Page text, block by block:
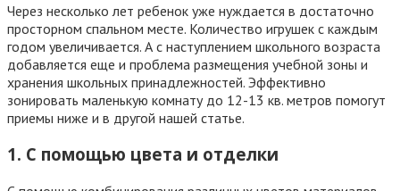
Через несколько лет ребенок уже нуждается в достаточно
просторном спальном месте. Количество игрушек с каждым
годом увеличивается. А с наступлением школьного возраста
добавляется еще и проблема размещения учебной зоны и
хранения школьных принадлежностей. Эффективно
зонировать маленькую комнату до 12-13 кв. метров помогут
приемы ниже и в другой нашей статье.
1. С помощью цвета и отделки